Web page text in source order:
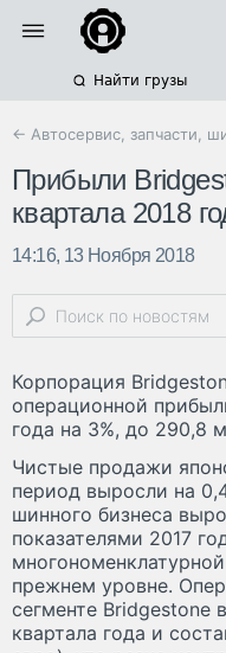
Найти грузы
← Автосервис, запчасти,
Прибыли
квартала 2018
14:16, 13 Ноября 2018
Корпорация
операционной
года на 3%, до 290,8
Чистые продажи
период выросли на
шинного бизнеса
показателями 2017
прежнем уровне.
сегменте Bridgestone
квартала года и